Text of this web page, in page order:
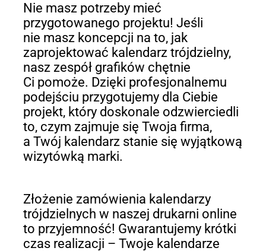
Nie masz potrzeby mieć
przygotowanego projektu! Jeśli
nie masz koncepcji na to, jak
zaprojektować kalendarz trójdzielny,
nasz zespół grafików chętnie
Ci pomoże. Dzięki profesjonalnemu
podejściu przygotujemy dla Ciebie
projekt, który doskonale odzwierciedli
to, czym zajmuje się Twoja firma,
a Twój kalendarz stanie się wyjątkową
wizytówką marki.
Złożenie zamówienia kalendarzy
trójdzielnych w naszej drukarni online
to przyjemność! Gwarantujemy krótki
czas realizacji – Twoje kalendarze